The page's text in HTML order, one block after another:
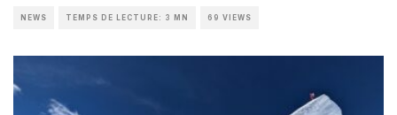
NEWS TEMPS DE LECTURE: 3 MN 69 VIEWS